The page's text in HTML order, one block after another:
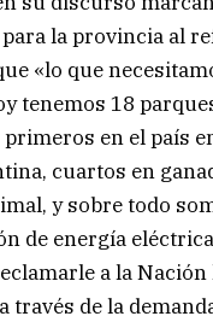
la provincia al
«lo que
tenemos 18
en el país
cuartos en
y sobre todo
de energía
a la Nación
través de la